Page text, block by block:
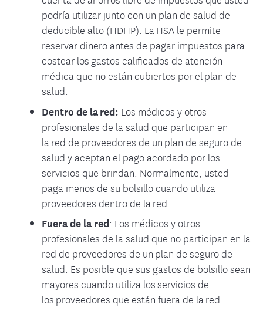
podría utilizar junto con un plan de salud de
deducible alto (HDHP). La HSA le permite
reservar dinero antes de pagar impuestos para
costear los gastos calificados de atención
médica que no están cubiertos por el plan de
salud.
Dentro de la red: Los médicos y otros
profesionales de la salud que participan en
la red de proveedores de un plan de seguro de
salud y aceptan el pago acordado por los
servicios que brindan. Normalmente, usted
paga menos de su bolsillo cuando utiliza
proveedores dentro de la red.
Fuera de la red: Los médicos y otros
profesionales de la salud que no participan en la
red de proveedores de un plan de seguro de
salud. Es posible que sus gastos de bolsillo sean
mayores cuando utiliza los servicios de
los proveedores que están fuera de la red.